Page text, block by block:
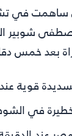
في
مصطفى
بعد
قوية عند
في